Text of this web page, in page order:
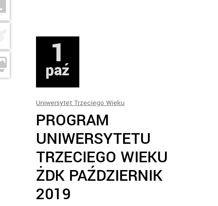
1
paź
Uniwersytet Trzeciego Wieku
PROGRAM
UNIWERSYTETU
TRZECIEGO WIEKU
ŻDK PAŹDZIERNIK
2019